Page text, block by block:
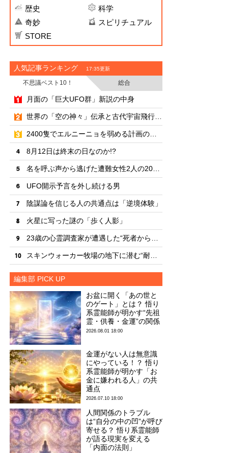
歴史
科学
奇妙
スピリチュアル
STORE
人気記事ランキング 17:35更新
不思議ベスト10！
総合
・
月面の「巨大UFO群」新説の中身
・ 世界の「空の神々」伝承と古代宇宙飛行士説
・ 2400隻でエルニーニョを弱める計画の副作用
・
8月12日は終末の日なのか!?
・ 名を呼ぶ声から逃げた遭難女性2人の20時間
・
UFO開示予言を外し続ける男
・
陰謀論を信じる人の共通点は「逆境体験」
・
火星に写った謎の「歩く人影」
・ 23歳の心霊調査家が遭遇した“死者からの合図”
・ スキンウォーカー牧場の地下に潜む“耐熱タイル似のセラミック片と未知の元素”
編集部 PICK UP
お盆に開く「あの世と
のゲート」とは？ 悟り
系霊能師が明かす“先祖
霊・供養・金運”の関係
2026.08.01 18:00
金運がない人は無意識
にやっている！？ 悟り
系霊能師が明かす「お
金に嫌われる人」の共
通点
2026.07.10 18:00
人間関係のトラブル
は“自分の中の凹”が呼び
寄せる？ 悟り系霊能師
が語る現実を変える
「内面の法則」